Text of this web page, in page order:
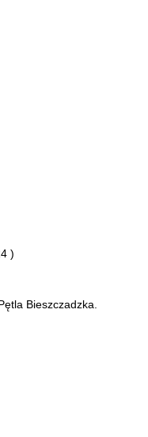
)
Bieszczadzka.